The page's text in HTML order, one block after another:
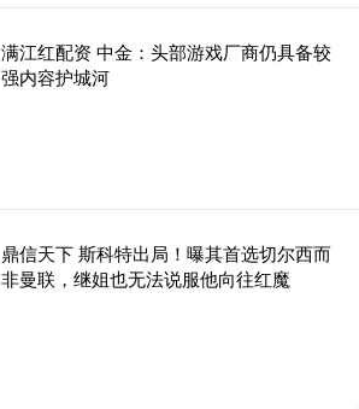
满江红配资 中金：头部游戏厂商仍具备较
强内容护城河
鼎信天下 斯科特出局！曝其首选切尔西而
非曼联，继姐也无法说服他向往红魔